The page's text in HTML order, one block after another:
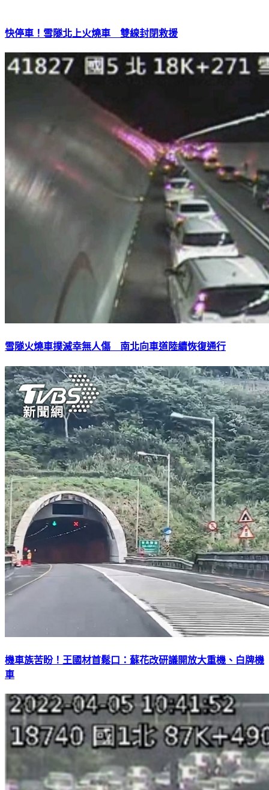
快停車！雪隧北上火燒車 雙線封閉救援
雪隧火燒車撲滅幸無人傷 南北向車道陸續恢復通行
機車族苦盼！王國材首鬆口：蘇花改研議開放大重機、白牌機
車